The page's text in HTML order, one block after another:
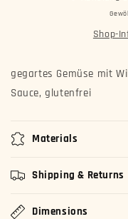
Shop-
gegartes Gemüse mit
Sauce, glutenfrei
Materials
Shipping & Returns
Dimensions